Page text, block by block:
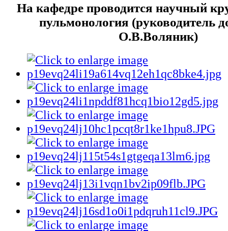
На кафедре проводится научный
пульмонология (руководитель
О.В.Воляник)